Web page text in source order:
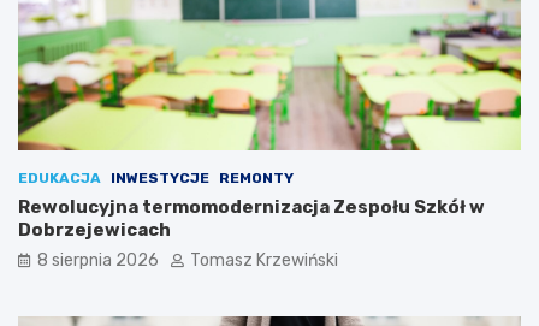
EDUKACJA INWESTYCJE REMONTY
Rewolucyjna termomodernizacja Zespołu Szkół w
Dobrzejewicach
8 sierpnia 2026 Tomasz Krzewiński